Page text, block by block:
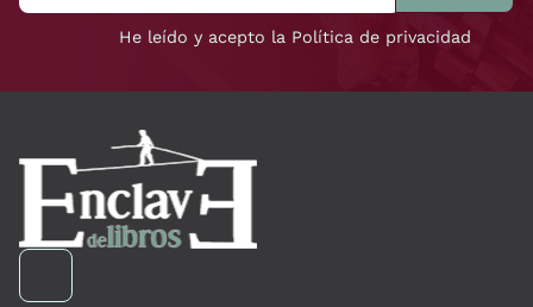
He leído y acepto la Política de privacidad